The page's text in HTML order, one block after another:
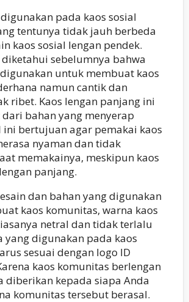
pada kaos sosial
tentunya tidak jauh berbeda
kaos sosial lengan pendek.
sebelumnya bahwa
untuk membuat kaos
namun cantik dan
ribet. Kaos lengan panjang ini
bahan yang menyerap
ini bertujuan agar pemakai kaos
nyaman dan tidak
memakainya, meskipun kaos
panjang.
dan bahan yang digunakan
kaos komunitas, warna kaos
netral dan tidak terlalu
yang digunakan pada kaos
sesuai dengan logo ID
kaos komunitas berlengan
diberikan kepada siapa Anda
komunitas tersebut berasal.